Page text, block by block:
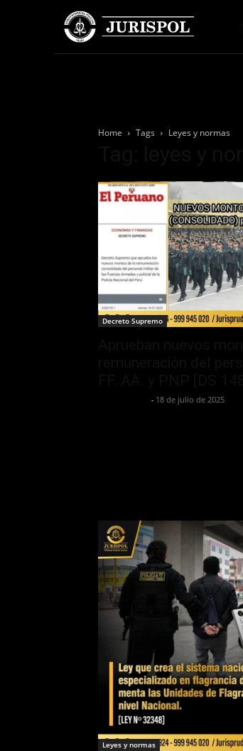
Home Tags Leyes y normas
Decreto Supremo
- 18 de julio de 2025
Leyes y normas